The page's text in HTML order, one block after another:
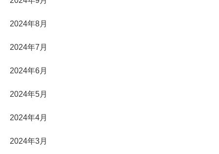
2024年8月
2024年7月
2024年6月
2024年5月
2024年4月
2024年3月